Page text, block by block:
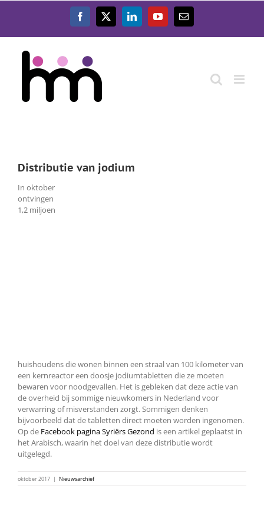
Facebook
X LinkedInYouTube
E-
mail
Distributie van jodium
In oktober
ontvingen
1,2 miljoen
huishoudens die wonen binnen een straal van 100 kilometer van
een kernreactor een doosje jodiumtabletten die ze moeten
bewaren voor noodgevallen. Het is gebleken dat deze actie van
de overheid bij sommige nieuwkomers in Nederland voor
verwarring of misverstanden zorgt. Sommigen denken
bijvoorbeeld dat de tabletten direct moeten worden ingenomen.
Op de Facebook pagina Syriërs Gezond is een artikel geplaatst in
het Arabisch, waarin het doel van deze distributie wordt
uitgelegd.
oktober 2017 | Nieuwsarchief